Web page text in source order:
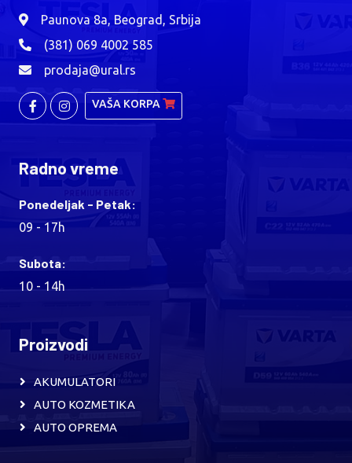
Paunova 8a, Beograd, Srbija
(381) 069 4002 585
prodaja@ural.rs
VAŠA KORPA
Radno vreme
Ponedeljak - Petak:
09 - 17h
Subota:
10 - 14h
Proizvodi
AKUMULATORI
AUTO KOZMETIKA
AUTO OPREMA